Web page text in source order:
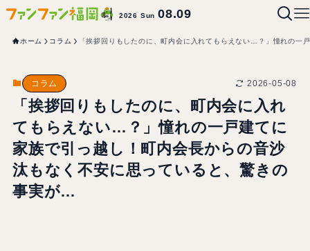
2026 Sun08.09
ホーム コラム 「挨拶回りもしたのに、町内会に入れてもらえない…？」憧れの
コラム 2026-05-08
「挨拶回りもしたのに、町内会に入れ
てもらえない…？」憧れの一戸建てに
家族で引っ越し！町内会長からの音沙
汰もなく不安に思っていると、驚きの
事実が…